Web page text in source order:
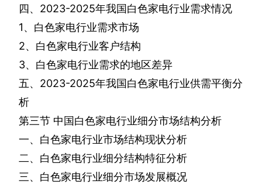
四、 2023-2025年我国白色家电行业需求情况
1、白色家电行业需求市场
2、白色家电行业客户结构
3、白色家电行业需求的地区差异
五、 2023-2025年我国白色家电行业供需平衡分
析
第三节 中国白色家电行业细分市场结构分析
一、白色家电行业市场结构现状分析
二、白色家电行业细分结构特征分析
三、白色家电行业细分市场发展概况